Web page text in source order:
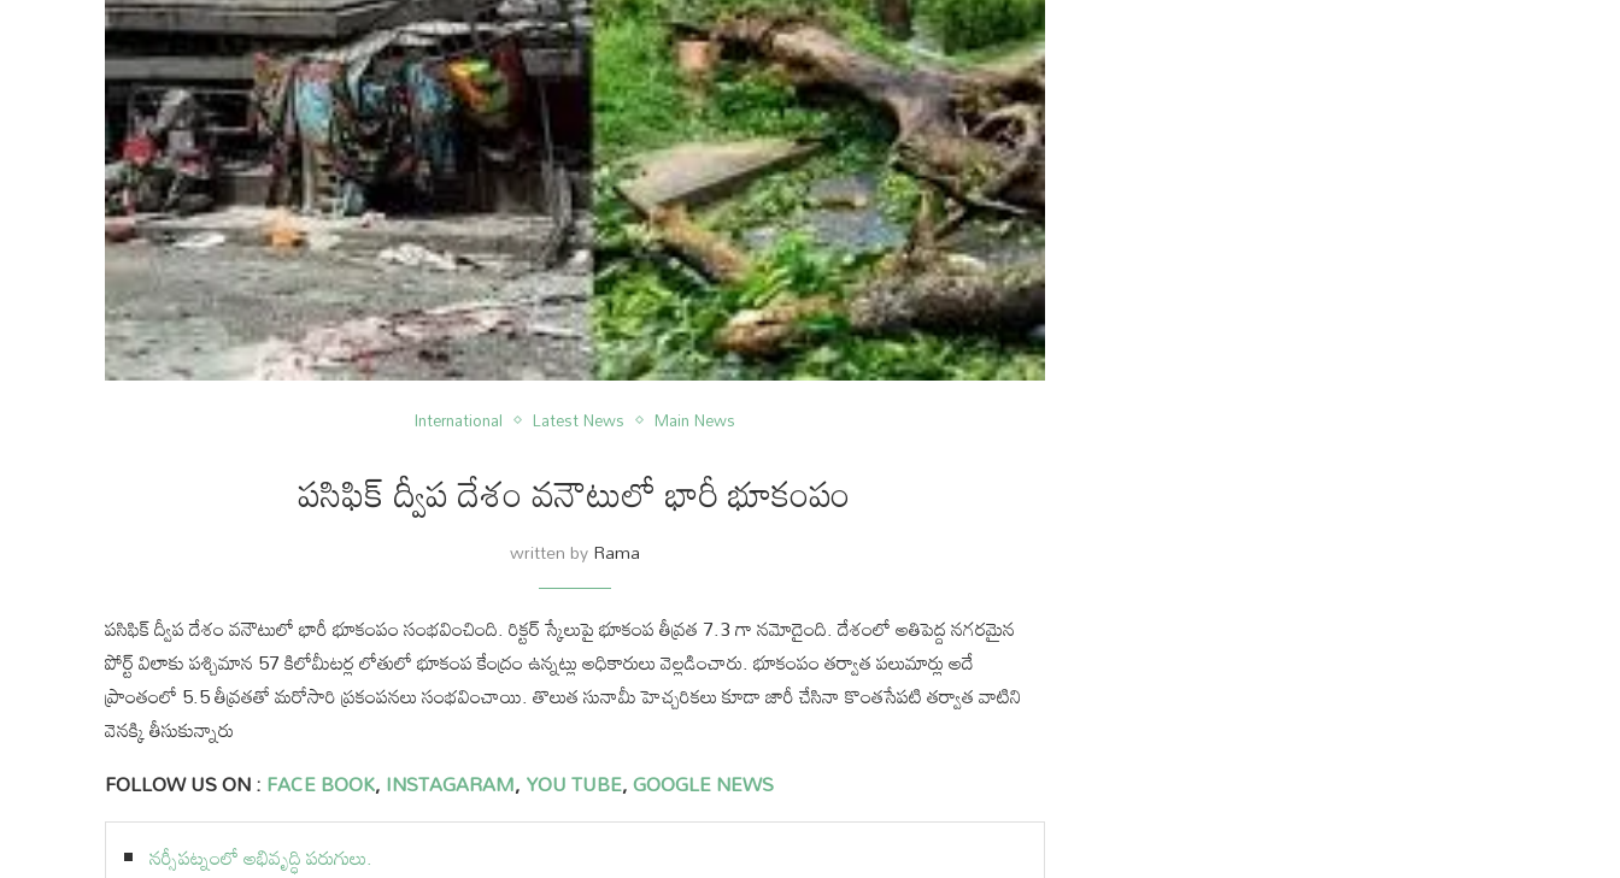
International Latest News Main News
పసిఫిక్ ద్వీప దేశం వనౌటులో భారీ భూకంపం
written byRama
పసిఫిక్ ద్వీప దేశం వనౌటులో భారీ భూకంపం సంభవించింది. రిక్టర్ స్కేలుపై భూకంప తీవ్రత 7.3 గా నమోదైంది. దేశంలో అతిపెద్ద నగరమైన
పోర్ట్ విలాకు పశ్చిమాన 57 కిలోమీటర్ల లోతులో భూకంప కేంద్రం ఉన్నట్లు అధికారులు వెల్లడించారు. భూకంపం తర్వాత పలుమార్లు అదే
ప్రాంతంలో 5.5 తీవ్రతతో మరోసారి ప్రకంపనలు సంభవించాయి. తొలుత సునామీ హెచ్చరికలు కూడా జారీ చేసినా కొంతసేపటి తర్వాత వాటిని
వెనక్కి తీసుకున్నారు
FOLLOW US ON :FACE BOOK,INSTAGARAM,YOU TUBE,GOOGLE NEWS
నర్సీపట్నంలో అభివృద్ధి పరుగులు.